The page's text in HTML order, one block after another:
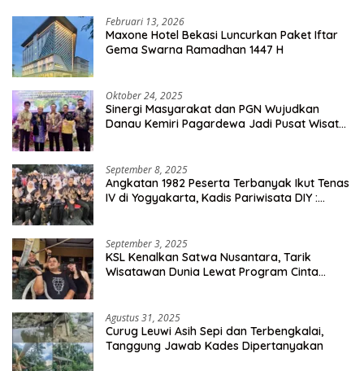
Februari 13, 2026
Maxone Hotel Bekasi Luncurkan Paket Iftar
Gema Swarna Ramadhan 1447 H
Oktober 24, 2025
Sinergi Masyarakat dan PGN Wujudkan
Danau Kemiri Pagardewa Jadi Pusat Wisata
September 8, 2025
Angkatan 1982 Peserta Terbanyak Ikut Tenas
IV di Yogyakarta, Kadis Pariwisata DIY :
September 3, 2025
KSL Kenalkan Satwa Nusantara, Tarik
Wisatawan Dunia Lewat Program Cinta
Agustus 31, 2025
Curug Leuwi Asih Sepi dan Terbengkalai,
Tanggung Jawab Kades Dipertanyakan